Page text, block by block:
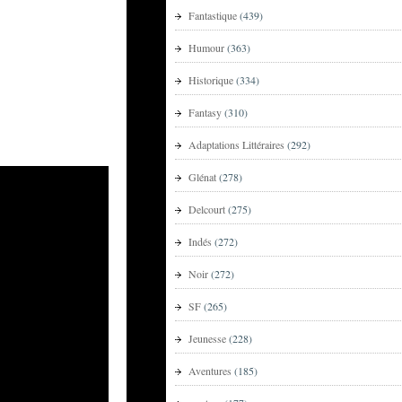
Fantastique(439)
Humour(363)
Historique(334)
Fantasy(310)
Adaptations Littéraires (292)
Glénat(278)
Delcourt(275)
Indés (272)
Noir(272)
SF(265)
Jeunesse(228)
Aventures (185)